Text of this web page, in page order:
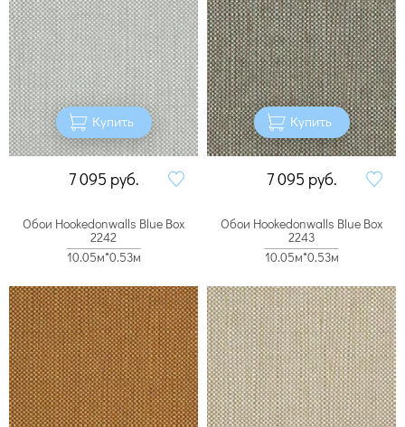
Купить
7 095 руб.
Купить
7 095 руб.
Обои Hookedonwalls Blue Box
2242
10.05м*0.53м
Обои Hookedonwalls Blue Box
2243
10.05м*0.53м